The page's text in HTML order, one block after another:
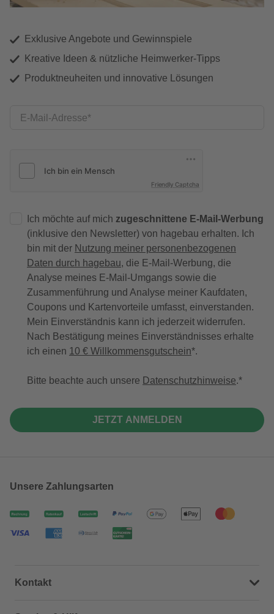
Exklusive Angebote und Gewinnspiele
Kreative Ideen & nützliche Heimwerker-Tipps
Produktneuheiten und innovative Lösungen
E-Mail-Adresse
Friendly Captcha
Ich möchte auf mich zugeschnittene E-Mail-Werbung
(inklusive den Newsletter) von hagebau erhalten. Ich
bin mit der Nutzung meiner personenbezogenen
Daten durch hagebau, die E-Mail-Werbung, die
Analyse meines E-Mail-Umgangs sowie die
Zusammenführung und Analyse meiner Kaufdaten,
Coupons und Kartenvorteile umfasst, einverstanden.
Mein Einverständnis kann ich jederzeit widerrufen.
Nach Bestätigung meines Einverständnisses erhalte
ich einen 10 € Willkommensgutschein*.
Bitte beachte auch unsere Datenschutzhinweise.
JETZT ANMELDEN
Unsere Zahlungsarten
Kontakt